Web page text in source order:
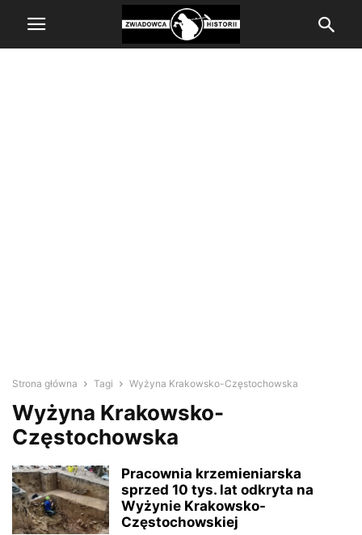
Strona główna Tagi Wyżyna Krakowsko-Częstochowska
Wyżyna Krakowsko-
Częstochowska
Pracownia krzemieniarska
sprzed 10 tys. lat odkryta na
Wyżynie Krakowsko-
Częstochowskiej